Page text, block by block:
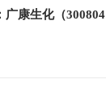
康生化（